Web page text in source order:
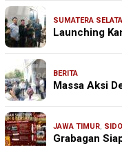
SUMATERA
Launching
BERITA
Massa Aksi
JAWA TIMUR,
Grabagan